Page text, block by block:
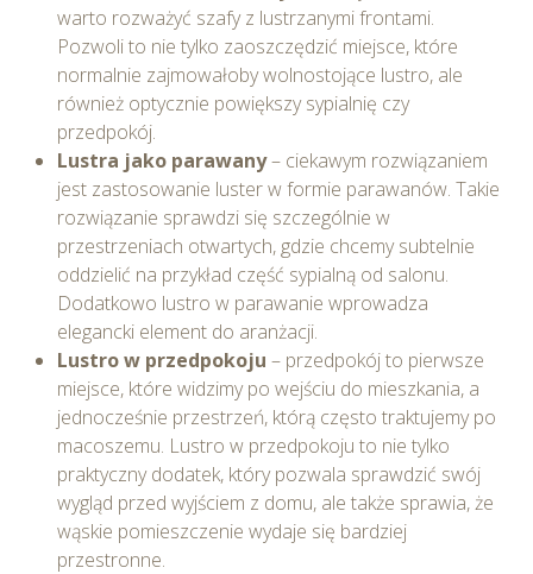
warto rozważyć szafy z lustrzanymi frontami.
Pozwoli to nie tylko zaoszczędzić miejsce, które
normalnie zajmowałoby wolnostojące lustro, ale
również optycznie powiększy sypialnię czy
przedpokój.
Lustra jako parawany– ciekawym rozwiązaniem
jest zastosowanie luster w formie parawanów. Takie
rozwiązanie sprawdzi się szczególnie w
przestrzeniach otwartych, gdzie chcemy subtelnie
oddzielić na przykład część sypialną od salonu.
Dodatkowo lustro w parawanie wprowadza
elegancki element do aranżacji.
Lustro w przedpokoju – przedpokój to pierwsze
miejsce, które widzimy po wejściu do mieszkania, a
jednocześnie przestrzeń, którą często traktujemy po
macoszemu. Lustro w przedpokoju to nie tylko
praktyczny dodatek, który pozwala sprawdzić swój
wygląd przed wyjściem z domu, ale także sprawia, że
wąskie pomieszczenie wydaje się bardziej
przestronne.